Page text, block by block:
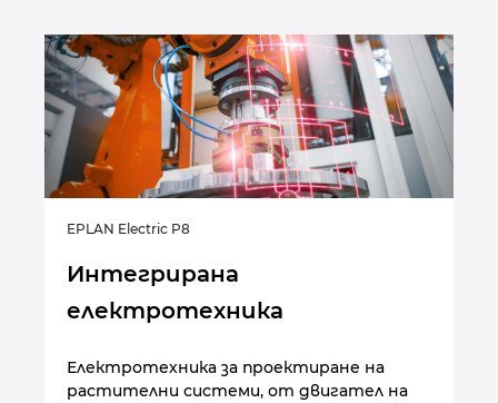
EPLAN Electric P8
Интегрирана
електротехника
Електротехника за проектиране на
растителни системи, от двигател на